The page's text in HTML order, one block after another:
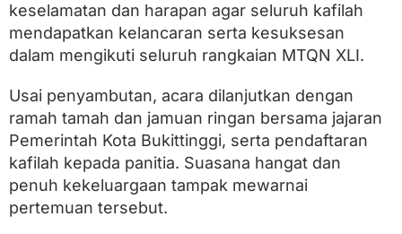
r
d
a
t
n
g
a
n
d
K
o
keselamatan dan harapan agar seluruh kafilah
mendapatkan kelancaran serta kesuksesan
dalam mengikuti seluruh rangkaian MTQN XLI.
Usai penyambutan, acara dilanjutkan dengan
ramah tamah dan jamuan ringan bersama jajaran
Pemerintah Kota Bukittinggi, serta pendaftaran
kafilah kepada panitia. Suasana hangat dan
penuh kekeluargaan tampak mewarnai
pertemuan tersebut.